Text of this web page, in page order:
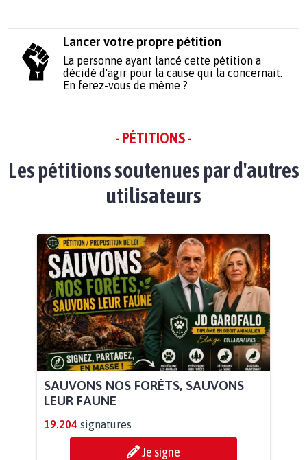
Lancer votre propre pétition
La personne ayant lancé cette pétition a
décidé d'agir pour la cause qui la concernait.
En ferez-vous de même ?
- PÉTITIONS -
Les pétitions soutenues par d'autres
utilisateurs
SAUVONS NOS FORÊTS, SAUVONS
LEUR FAUNE
19.204 signatures
Je signe